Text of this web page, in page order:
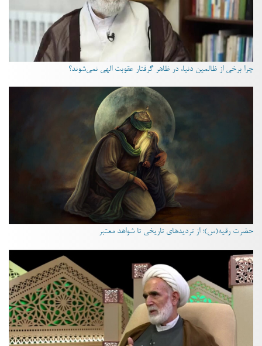
چرا برخی از ظالمین دنیا، در ظاهر گرفتار عقوبت الهی نمی‌شوند؟
حضرت رقیه(س)؛ از تردیدهای تاریخی تا شواهد معتبر